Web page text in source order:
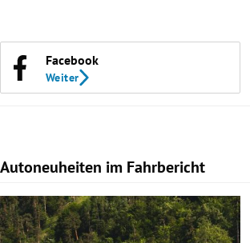
Facebook
Weiter
Autoneuheiten im Fahrbericht
Slide 1 von 7